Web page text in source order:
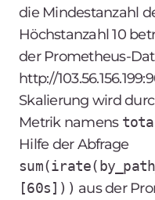
die Mindestanzahl
Höchstanzahl 10
der Prometheus-
http://
Skalierung wird
Metrik namens
Hilfe der Abfrage
[60s])) aus der